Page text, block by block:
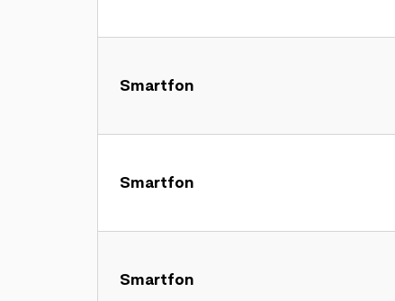
Smartfon
Smartfon
Smartfon